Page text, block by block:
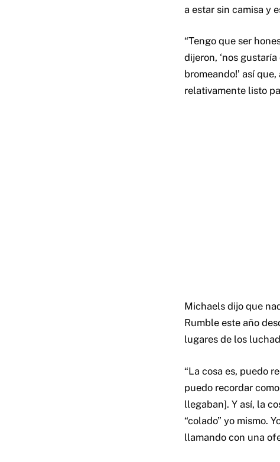
a estar sin camisa y
“Tengo que ser
dijeron, ‘nos
bromeando!’ así
relativamente listo
Michaels dijo que
Rumble este año
lugares de los
“La cosa es, puedo
puedo recordar
llegaban]. Y así, la
“colado” yo mismo.
llamando con una